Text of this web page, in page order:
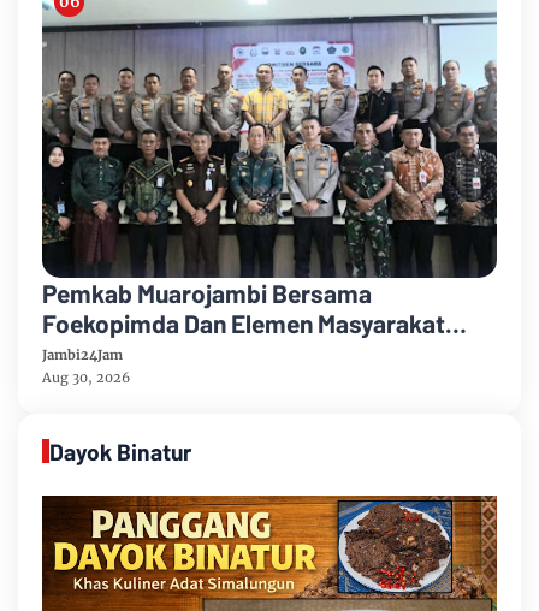
Pemkab Muarojambi Bersama
Foekopimda Dan Elemen Masyarakat
Menyatakan Sikap Dengan Tegas Tolak
Keberadaan Geng Motor
Jambi24Jam
Aug 30, 2026
Dayok Binatur